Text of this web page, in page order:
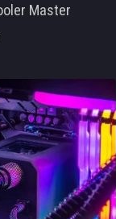
Master